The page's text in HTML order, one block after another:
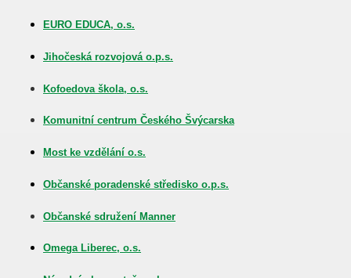
EURO EDUCA, o.s.
Jihočeská rozvojová o.p.s.
Kofoedova škola, o.s.
Komunitní centrum Českého Švýcarska
Most ke vzdělání o.s.
Občanské poradenské středisko o.p.s.
Občanské sdružení Manner
Omega Liberec, o.s.